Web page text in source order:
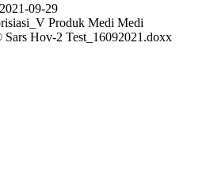
09-29
Produk Medi Medi
Hov-2 Test_16092021.doxx